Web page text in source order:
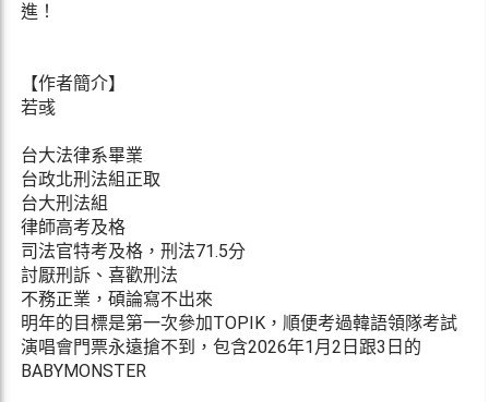
進！
【作者簡介】
若彧
台大法律系畢業
台政北刑法組正取
台大刑法組
律師高考及格
司法官特考及格，刑法71.5分
討厭刑訴、喜歡刑法
不務正業，碩論寫不出來
明年的目標是第一次參加TOPIK，順便考過韓語領隊考試
演唱會門票永遠搶不到，包含2026年1月2日跟3日的
BABYMONSTER